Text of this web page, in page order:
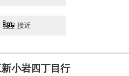
接近
小岩四丁目行